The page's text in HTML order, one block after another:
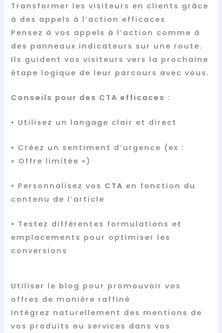
Transformer les visiteurs en clients grâce
à des appels à l’action efficaces
Pensez à vos appels à l’action comme à
des panneaux indicateurs sur une route.
Ils guident vos visiteurs vers la prochaine
étape logique de leur parcours avec vous.
Conseils pour des CTA efficaces :
• Utilisez un langage clair et direct
• Créez un sentiment d’urgence (ex :
« Offre limitée »)
• Personnalisez vos CTA en fonction du
contenu de l’article
• Testez différentes formulations et
emplacements pour optimiser les
conversions
Utiliser le blog pour promouvoir vos
offres de manière raffiné
Intégrez naturellement des mentions de
vos produits ou services dans vos